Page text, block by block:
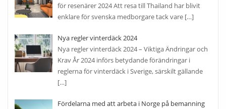
för resenärer 2024 Att resa till Thailand har blivit
enklare för svenska medborgare tack vare […]
Nya regler vinterdäck 2024
Nya regler vinterdäck 2024 – Viktiga Ändringar och
Krav År 2024 införs betydande förändringar i
reglerna för vinterdäck i Sverige, särskilt gällande
[…]
Fördelarna med att arbeta i Norge på bemanning